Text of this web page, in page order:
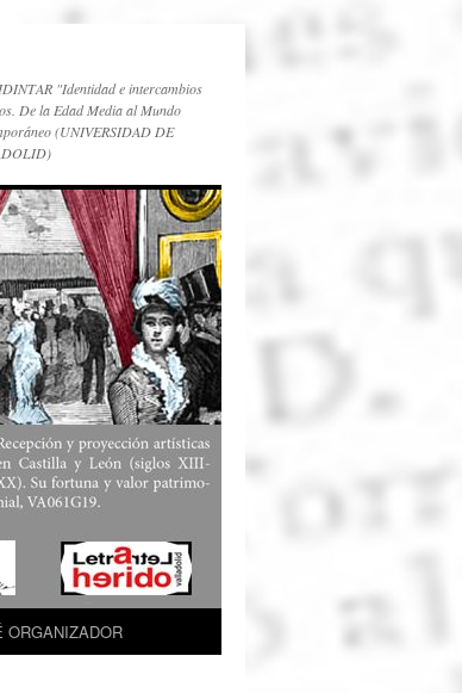
"Identidad e intercambios
De la Edad Media al Mundo
(UNIVERSIDAD DE
ORGANIZADOR